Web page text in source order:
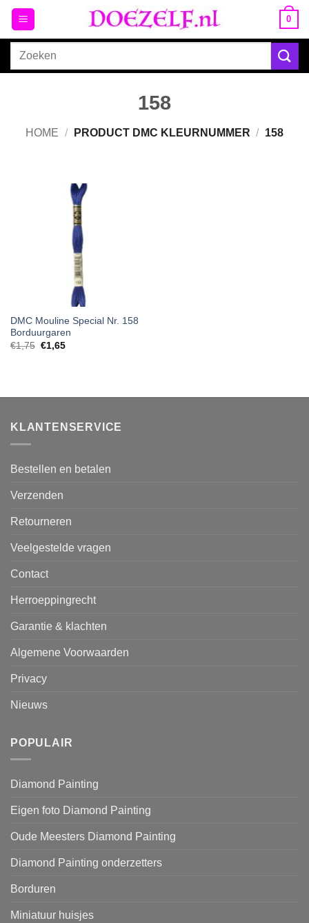
Ga
naar
inhoud
0
Zoeken
158
HOME / PRODUCT DMC KLEURNUMMER / 158
DMC Mouline Special Nr. 158
Borduurgaren
€1,75 €1,65
KLANTENSERVICE
Bestellen en betalen
Verzenden
Retourneren
Veelgestelde vragen
Contact
Herroeppingrecht
Garantie & klachten
Algemene Voorwaarden
Privacy
Nieuws
POPULAIR
Diamond Painting
Eigen foto Diamond Painting
Oude Meesters Diamond Painting
Diamond Painting onderzetters
Borduren
Miniatuur huisjes